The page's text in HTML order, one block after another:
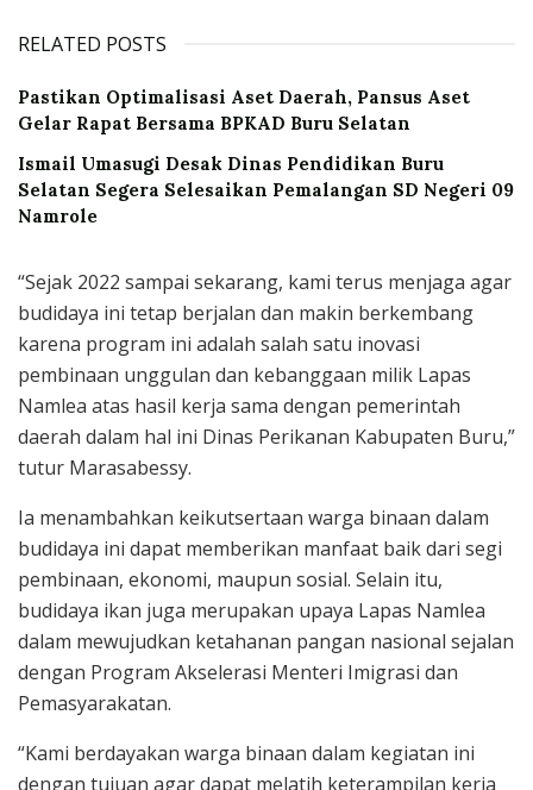
RELATED POSTS
Pastikan Optimalisasi Aset Daerah, Pansus Aset
Gelar Rapat Bersama BPKAD Buru Selatan
Ismail Umasugi Desak Dinas Pendidikan Buru
Selatan Segera Selesaikan Pemalangan SD Negeri 09
Namrole
“Sejak 2022 sampai sekarang, kami terus menjaga agar
budidaya ini tetap berjalan dan makin berkembang
karena program ini adalah salah satu inovasi
pembinaan unggulan dan kebanggaan milik Lapas
Namlea atas hasil kerja sama dengan pemerintah
daerah dalam hal ini Dinas Perikanan Kabupaten Buru,”
tutur Marasabessy.
Ia menambahkan keikutsertaan warga binaan dalam
budidaya ini dapat memberikan manfaat baik dari segi
pembinaan, ekonomi, maupun sosial. Selain itu,
budidaya ikan juga merupakan upaya Lapas Namlea
dalam mewujudkan ketahanan pangan nasional sejalan
dengan Program Akselerasi Menteri Imigrasi dan
Pemasyarakatan.
“Kami berdayakan warga binaan dalam kegiatan ini
dengan tujuan agar dapat melatih keterampilan kerja